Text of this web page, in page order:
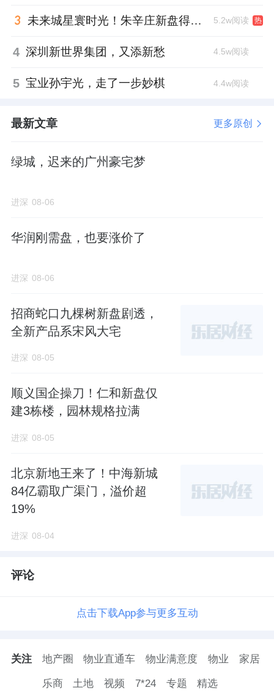
使用率能超过95%。
· 112㎡舒适三居：首改家庭理想之选
得益于第四代住宅的高得房率设计，该户型的
南向花池与客厅的结合，使得公共区域宽敞明
需求。
122㎡建面的四居户型是该项目的主力产品之
一，多出一个房间，意味着生活可能性的无限
拓展：它可以是老人的卧室、孩子的书房，也
追求。
· 153㎡宽绰四居：终极改善的尊崇体验
主卧配备270°弧形转角落地窗，视野开阔，采
观融为一体，营造出恢弘大气的居住氛围。这
金隅集团从新型绿色环保建材研发制
打造了高标准的精装交付体系。从建材源头到
施工工艺，再到物业服务，形成了完整的品质
未来城星寰时光！朱辛庄新盘得房率创新高 5.2w阅读 热
4 深圳新世界集团，又添新愁 4.5w阅读
5 宝业孙宇光，走了一步妙棋 4.4w阅读
最新文章 更多原创
绿城，迟来的广州豪宅梦
进深 08-06
华润刚需盘，也要涨价了
进深 08-06
招商蛇口九棵树新盘剧透，
全新产品系宋风大宅
进深 08-05
顺义国企操刀！仁和新盘仅
建3栋楼，园林规格拉满
进深 08-05
北京新地王来了！中海新城
84亿霸取广渠门，溢价超
19%
进深 08-04
评论
点击下载App参与更多互动
关注 地产圈 物业直通车 物业满意度 物业 家居
乐商 土地 视频 7*24 专题 精选